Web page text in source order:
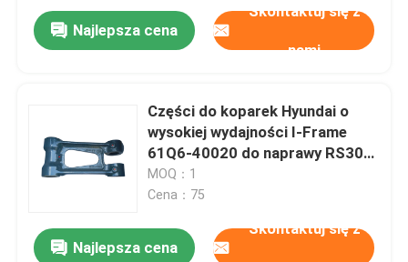
Najlepsza cena
Skontaktuj się z
nami
Części do koparek Hyundai o
wysokiej wydajności I-Frame
61Q6-40020 do naprawy RS300-
9S
MOQ：1
Cena：75
Najlepsza cena
Skontaktuj się z